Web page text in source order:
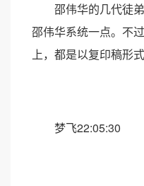
邵伟华的几代徒弟
邵伟华系统一点。不
上，都是以复印稿形式
梦飞22:05:30